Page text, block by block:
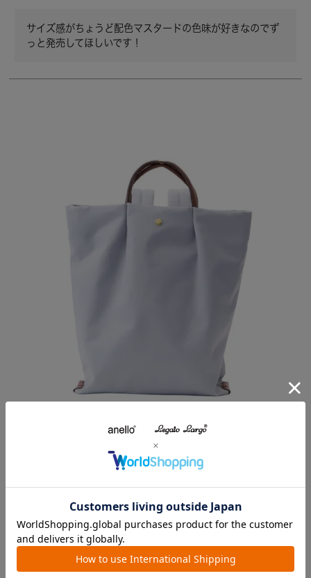
サイズ感がちょうど配色マスタードの色味が好きなのでず
っと発売してほしいです！
友人でおすすめされて購入しました！
軽くて仕事に行くときに使ってます。
2